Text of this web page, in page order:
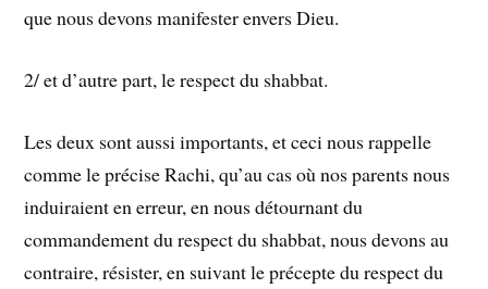
que nous devons manifester envers Dieu.
2/ et d’autre part, le respect du shabbat.
Les deux sont aussi importants, et ceci nous rappelle
comme le précise Rachi, qu’au cas où nos parents nous
induiraient en erreur, en nous détournant du
commandement du respect du shabbat, nous devons au
contraire, résister, en suivant le précepte du respect du